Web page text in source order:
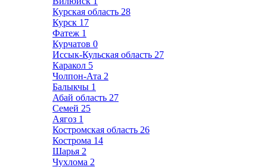
Курская область 28
Курск 17
Фатеж 1
Курчатов 0
Иссык-Кульская область 27
Каракол 5
Чолпон-Ата 2
Балыкчы 1
Абай область 27
Семей 25
Аягоз 1
Костромская область 26
Кострома 14
Шарья 2
Чухлома 2